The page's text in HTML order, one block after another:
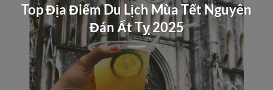
Top Địa Điểm Du Lịch Mùa Tết Nguyên
Đán Ất Tỵ 2025